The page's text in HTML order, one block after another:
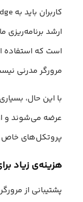
ارشد برنامه‌ریزی
مرورگر مدرنی
عرضه می‌شوند و
پروتکل‌های
هزینه‌ی زیاد
پشتیبانی از